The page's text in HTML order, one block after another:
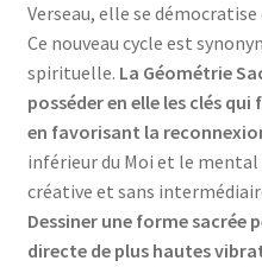
Verseau, elle se démocratise
Ce nouveau cycle est
spirituelle. La Géométrie
posséder en elle les clés
en favorisant la
inférieur du Moi et le mental
créative et sans
Dessiner une forme sacrée
directe de plus hautes